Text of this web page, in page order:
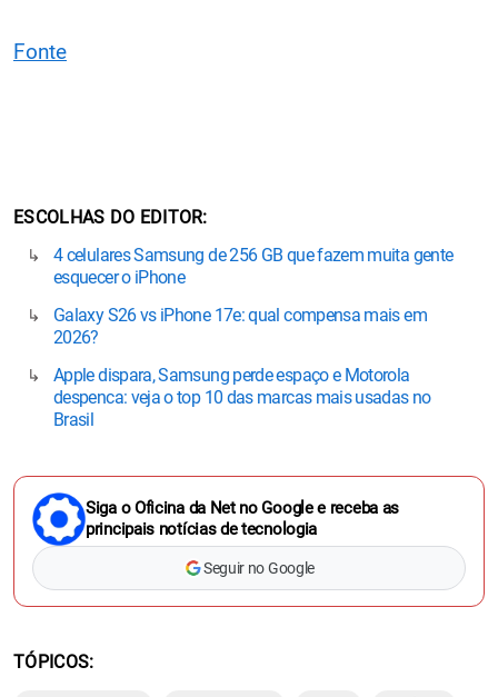
Fonte
ESCOLHAS DO EDITOR
4 celulares Samsung de 256 GB que fazem muita gente
esquecer o iPhone
Galaxy S26 vs iPhone 17e: qual compensa mais em
2026?
Apple dispara, Samsung perde espaço e Motorola
despenca: veja o top 10 das marcas mais usadas no
Brasil
Siga o Oficina da Net no Google e receba as
principais notícias de tecnologia
Seguir no Google
TÓPICOS